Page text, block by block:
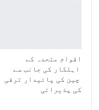
اقوام متحدہ کے
اہلکار کی جانب سے
چین کی پائیدار ترقی
کی پذیرائی